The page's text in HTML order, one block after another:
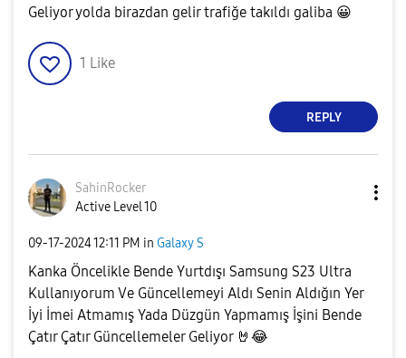
Geliyor yolda birazdan gelir trafiğe takıldı galiba 😀
1 Like
REPLY
SahinRocker
Active Level 10
‎09-17-202412:11 PM in Galaxy S
Kanka Öncelikle Bende Yurtdışı Samsung S23 Ultra
Kullanıyorum Ve Güncellemeyi Aldı Senin Aldığın Yer
İyi İmei Atmamış Yada Düzgün Yapmamış İşini Bende
Çatır Çatır Güncellemeler Geliyor 🤘 😂